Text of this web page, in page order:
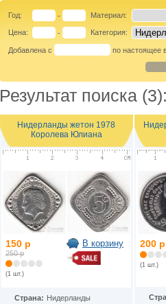
Год: - Материал:
Цена: - Категория:
Добавлена с по настоящее
Результат поиска
Нидерланды жетон 1978
Королева Юлиана
150 р
250 р
(1 шт.)
В корзину
Страна: Нидерланды
200 р
(1 шт.)